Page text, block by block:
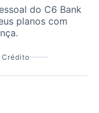
do C6 Bank
planos com